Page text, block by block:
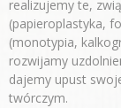
realizujemy te,
(papieroplastyka,
(monotypia,
rozwijamy
dajemy upust
twórczym.